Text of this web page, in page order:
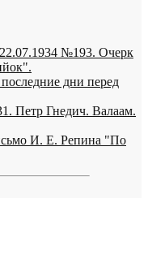
22.07.1934 №193. Очерк
дни перед
Петр Гнедич. Валаам.
И. Е. Репина "По